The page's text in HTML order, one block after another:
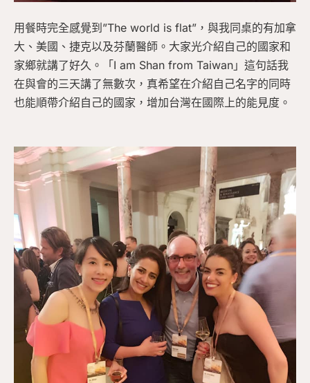
用餐時完全感覺到”The world is flat”，與我同桌的有加拿
大、美國、捷克以及芬蘭醫師。大家光介紹自己的國家和
家鄉就講了好久。「I am Shan from Taiwan」這句話我
在與會的三天講了無數次，真希望在介紹自己名字的同時
也能順帶介紹自己的國家，增加台灣在國際上的能見度。